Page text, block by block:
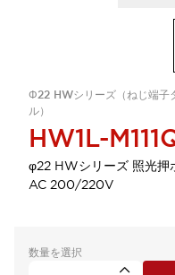
Φ22 HWシリーズ（ねじ端子
ル）
HW1L-
φ22 HWシリーズ 照光押
AC 200/220V
数量を選択